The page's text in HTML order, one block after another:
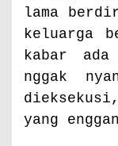
lama
keluarga
kabar
nggak
yang